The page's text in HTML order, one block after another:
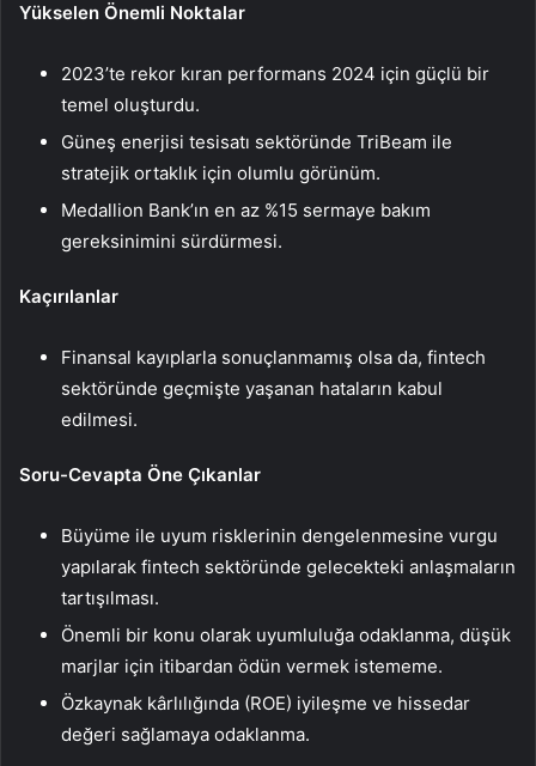
Yükselen Önemli Noktalar
2023’te rekor kıran performans 2024 için güçlü bir
temel oluşturdu.
Güneş enerjisi tesisatı sektöründe TriBeam ile
stratejik ortaklık için olumlu görünüm.
Medallion Bank’ın en az %15 sermaye bakım
gereksinimini sürdürmesi.
Kaçırılanlar
Finansal kayıplarla sonuçlanmamış olsa da, fintech
sektöründe geçmişte yaşanan hataların kabul
edilmesi.
Soru-Cevapta Öne Çıkanlar
Büyüme ile uyum risklerinin dengelenmesine vurgu
yapılarak fintech sektöründe gelecekteki anlaşmaların
tartışılması.
Önemli bir konu olarak uyumluluğa odaklanma, düşük
marjlar için itibardan ödün vermek istememe.
Özkaynak kârlılığında (ROE) iyileşme ve hissedar
değeri sağlamaya odaklanma.